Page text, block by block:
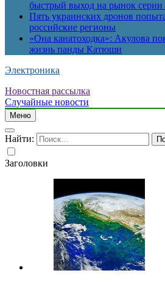
быстрый выход на рынок серии
Пять украинских дронов
российские регионы
«Она канатоходка»: Акулова
жизнь панды Катюши
Электроника
Новостная рассылка
Случайные новости
Меню
Найти:
Заголовки